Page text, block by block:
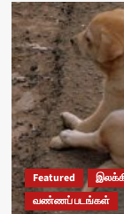
Featured
வண்ணப் படங்கள்